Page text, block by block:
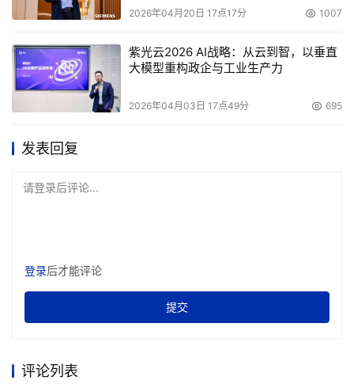
2026年04月20日 17点17分 1007
紫光云2026 AI战略：从云到智，以垂直
大模型重构政企与工业生产力
2026年04月03日 17点49分 695
发表回复
请登录后评论...
登录后才能评论
提交
评论列表